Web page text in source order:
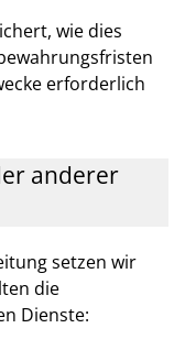
wie dies
erforderlich
anderer
setzen wir
die
Dienste: